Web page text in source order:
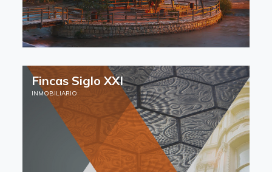
Fincas Siglo XXI
INMOBILIARIO